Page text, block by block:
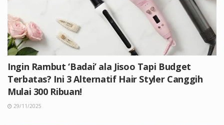
Ingin Rambut ‘Badai’ ala Jisoo Tapi Budget
Terbatas? Ini 3 Alternatif Hair Styler Canggih
Mulai 300 Ribuan!
29/11/2025